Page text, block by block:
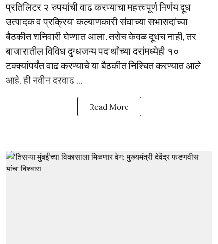
प्रतिलिटर २ रुपयांची वाढ करण्याचा महत्त्वपूर्ण निर्णय दूध
उत्पादक व प्रक्रिया कल्याणकारी संघाच्या सभासदांच्या
बैठकीत शनिवारी घेण्यात आला. तसेच केवळ दूधच नाही, तर
बाजारातील विविध दुग्धजन्य पदार्थांच्या दरांमध्येही १०
टक्क्यांपर्यंत वाढ करण्याचे या बैठकीत निश्चित करण्यात आले
आहे. ही नवीन दरवाढ ...
Read More